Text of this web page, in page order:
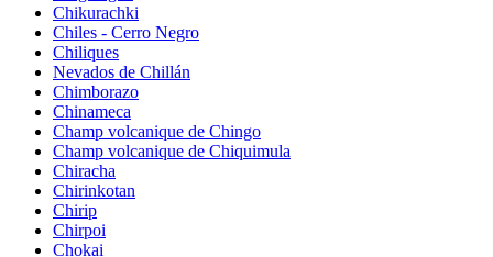
Chikurachki
Chiles - Cerro Negro
Chiliques
Nevados de Chillán
Chimborazo
Chinameca
Champ volcanique de Chingo
Champ volcanique de Chiquimula
Chiracha
Chirinkotan
Chirip
Chirpoi
Chokai